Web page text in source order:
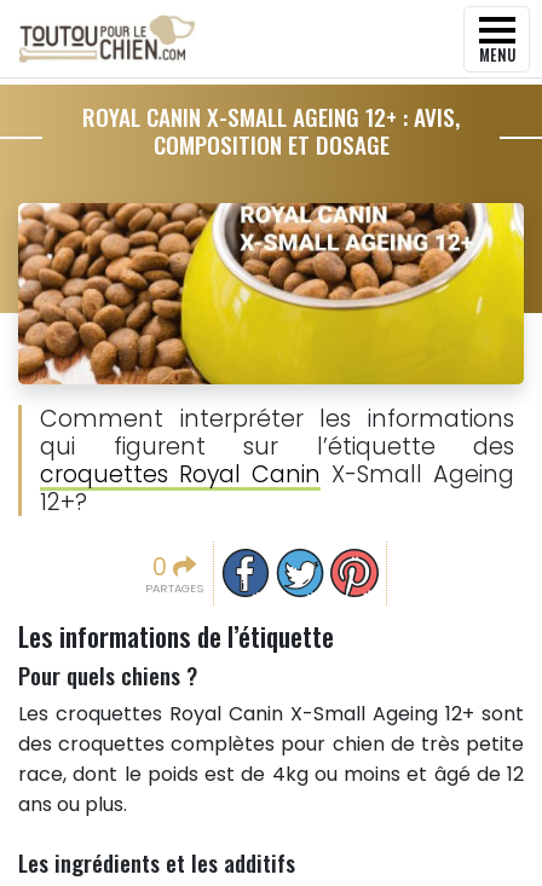
MENU
ROYAL CANIN X-SMALL AGEING 12+ : AVIS,
COMPOSITION ET DOSAGE
Comment interpréter les informations
qui figurent sur l’étiquette des
croquettes Royal Canin X-Small Ageing
12+?
0
PARTAGES
Partager sur facebook
Partager sur Twitter
Epingler sur Pinterest
Les informations de l’étiquette
Pour quels chiens ?
Les croquettes Royal Canin X-Small Ageing 12+ sont
des croquettes complètes pour chien de très petite
race, dont le poids est de 4kg ou moins et âgé de 12
ans ou plus.
Les ingrédients et les additifs